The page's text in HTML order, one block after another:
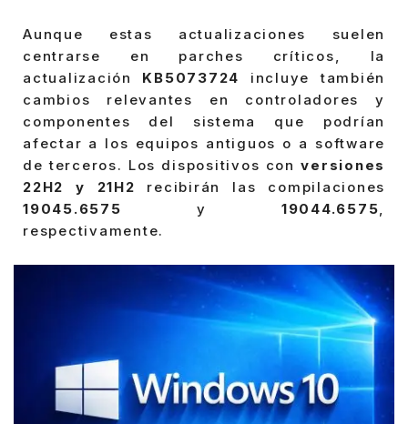
Aunque estas actualizaciones suelen
centrarse en parches críticos, la
actualización KB5073724
incluye también
cambios relevantes en controladores y
componentes del sistema que podrían
afectar a los equipos antiguos o a software
de terceros. Los dispositivos conversiones
22H2 y 21H2 recibirán las compilaciones
19045.6575 y 19044.6575,
respectivamente.